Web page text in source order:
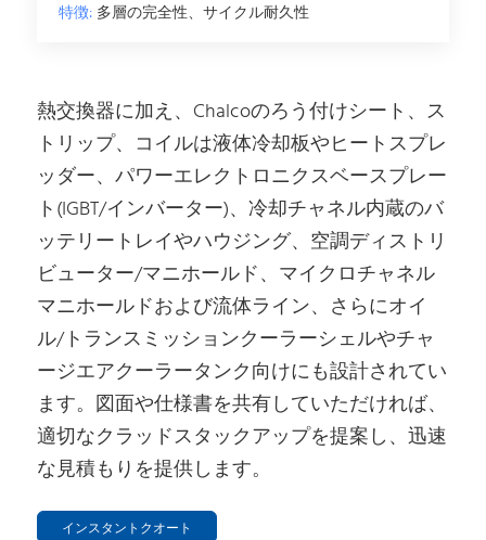
特徴: 多層の完全性、サイクル耐久性
熱交換器に加え、Chalcoのろう付けシート、ス
トリップ、コイルは液体冷却板やヒートスプレ
ッダー、パワーエレクトロニクスベースプレー
ト(IGBT/インバーター)、冷却チャネル内蔵のバ
ッテリートレイやハウジング、空調ディストリ
ビューター/マニホールド、マイクロチャネル
マニホールドおよび流体ライン、さらにオイ
ル/トランスミッションクーラーシェルやチャ
ージエアクーラータンク向けにも設計されてい
ます。図面や仕様書を共有していただければ、
適切なクラッドスタックアップを提案し、迅速
な見積もりを提供します。
インスタントクオート